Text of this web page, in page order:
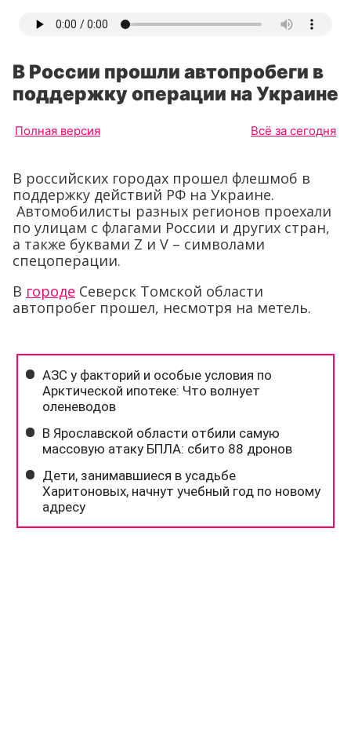
В России прошли автопробеги в
поддержку операции на Украине
Полная версия Всё за сегодня
В российских городах прошел флешмоб в
поддержку действий РФ на Украине.
Автомобилисты разных регионов проехали
по улицам с флагами России и других стран,
а также буквами Z и V – символами
спецоперации.
В городе Северск Томской области
автопробег прошел, несмотря на метель.